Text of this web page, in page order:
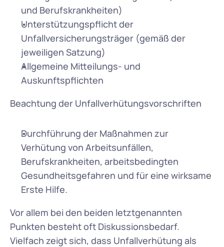
und Berufskrankheiten)
Unterstützungspflicht der
Unfallversicherungsträger (gemäß der
jeweiligen Satzung)
Allgemeine Mitteilungs- und
Auskunftspflichten
Beachtung der Unfallverhütungsvorschriften
Durchführung der Maßnahmen zur
Verhütung von Arbeitsunfällen,
Berufskrankheiten, arbeitsbedingten
Gesundheitsgefahren und für eine wirksame
Erste Hilfe.
Vor allem bei den beiden letztgenannten
Punkten besteht oft Diskussionsbedarf.
Vielfach zeigt sich, dass Unfallverhütung als